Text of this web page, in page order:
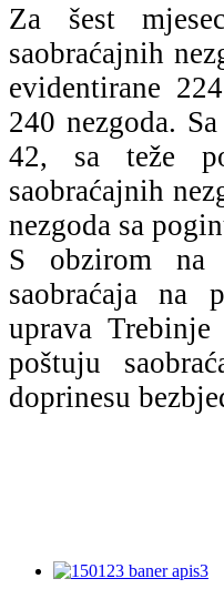
Za šest
saobraćajnih
evidentirane
240 nezgoda.
42, sa teže
saobraćajnih
nezgoda sa
S obzirom na
saobraćaja na
uprava
poštuju
doprinesu